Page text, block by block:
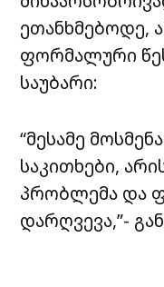
ეთანხმებოდე,
ფორმალური
საუბარი:
“მესამე
საკითხები,
პრობლემა და
დარღვევა,”-